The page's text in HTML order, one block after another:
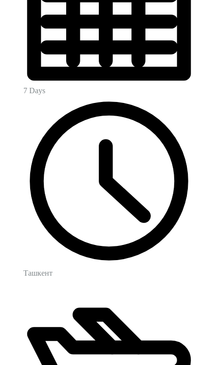
7 Days
Ташкент